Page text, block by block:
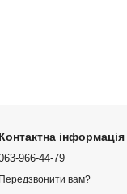
Контактна інформація
966-44-79
Передзвонити вам?